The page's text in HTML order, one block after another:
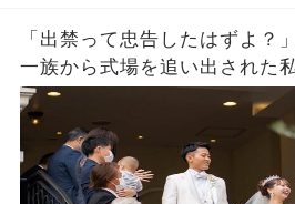
「出禁って忠告したはずよ？
一族から式場を追い出された
の大株主の私が株主総会で社